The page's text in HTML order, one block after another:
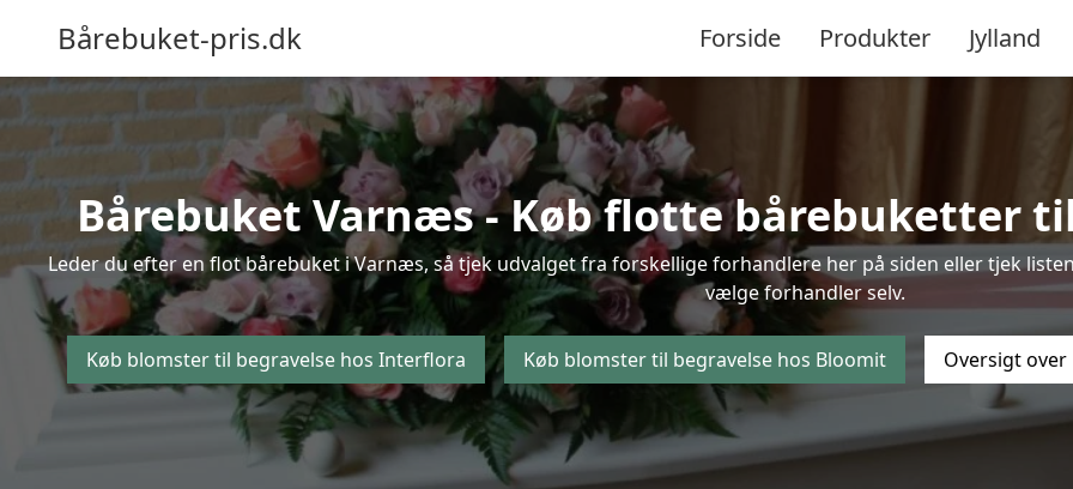
Bårebuket-pris.dk Forside Produkter Jylland
Bårebuket Varnæs - Køb flotte bårebuketter
Leder du efter en flot bårebuket i Varnæs, så tjek udvalget fra forskellige forhandlere her på siden eller tjek
vælge forhandler selv.
Køb blomster til begravelse hos Interflora Køb blomster til begravelse hos Bloomit Oversigt